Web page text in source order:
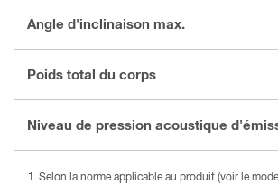
Angle d'inclinaison max.
Poids total du corps
Niveau de pression acoustique
Selon la norme applicable au produit (voir le